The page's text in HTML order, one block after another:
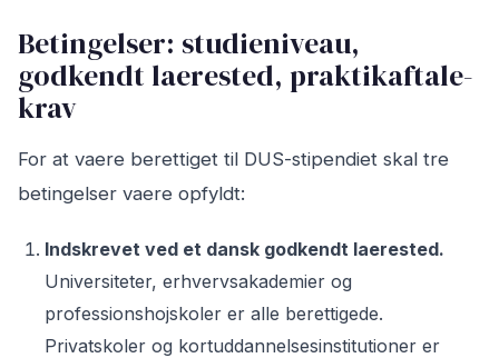
Betingelser: studieniveau,
godkendt laerested, praktikaftale-
krav
For at vaere berettiget til DUS-stipendiet skal tre
betingelser vaere opfyldt:
Indskrevet ved et dansk godkendt laerested.
Universiteter, erhvervsakademier og
professionshojskoler er alle berettigede.
Privatskoler og kortuddannelsesinstitutioner er